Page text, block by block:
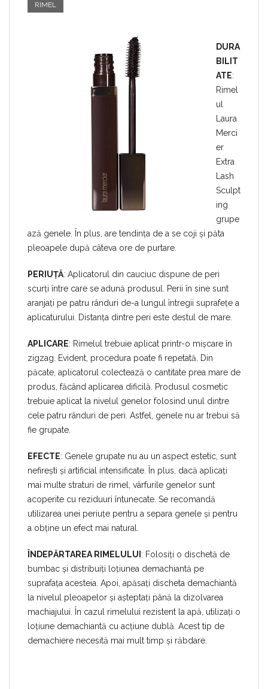
RIMEL
DURA
BILIT
ATE:
Rimel
ul
Laura
Merci
er
Extra
Lash
Sculpt
ing
grupe
ază genele. În plus, are tendința de a se coji și păta
pleoapele după câteva ore de purtare.
PERIUȚĂ: Aplicatorul din cauciuc dispune de peri
scurți între care se adună produsul. Perii în sine sunt
aranjați pe patru rânduri de-a lungul întregii suprafețe a
aplicaturului. Distanța dintre peri este destul de mare.
APLICARE: Rimelul trebuie aplicat printr-o mișcare în
zigzag. Evident, procedura poate fi repetată. Din
păcate, aplicatorul colectează o cantitate prea mare de
produs, făcând aplicarea dificilă. Produsul cosmetic
trebuie aplicat la nivelul genelor folosind unul dintre
cele patru rânduri de peri. Astfel, genele nu ar trebui să
fie grupate.
EFECTE: Genele grupate nu au un aspect estetic, sunt
nefirești și artificial intensificate. În plus, dacă aplicați
mai multe straturi de rimel, vârfurile genelor sunt
acoperite cu reziduuri întunecate. Se recomandă
utilizarea unei periuțe pentru a separa genele și pentru
a obține un efect mai natural.
ÎNDEPĂRTAREA RIMELULUI : Folosiți o dischetă de
bumbac și distribuiți loțiunea demachiantă pe
suprafața acesteia. Apoi, apăsați discheta demachiantă
la nivelul pleoapelor și așteptați până la dizolvarea
machiajului. În cazul rimelului rezistent la apă, utilizați o
loțiune demachiantă cu acțiune dublă. Acest tip de
demachiere necesită mai mult timp și răbdare.